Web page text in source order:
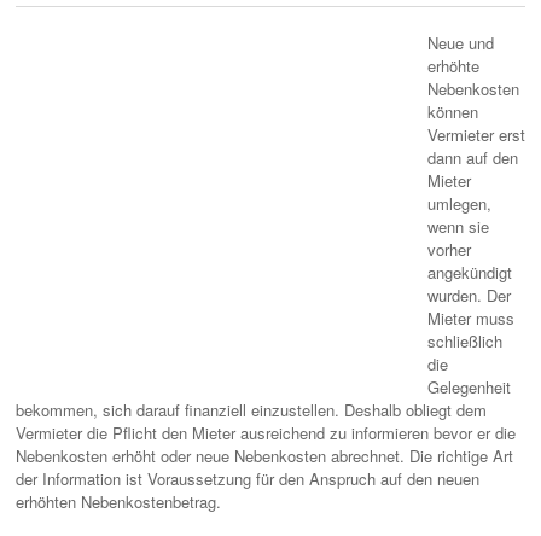
Neue und
erhöhte
Nebenkosten
können
Vermieter erst
dann auf den
Mieter
umlegen,
wenn sie
vorher
angekündigt
wurden. Der
Mieter muss
schließlich
die
Gelegenheit
bekommen, sich darauf finanziell einzustellen. Deshalb obliegt dem
Vermieter die Pflicht den Mieter ausreichend zu informieren bevor er die
Nebenkosten erhöht oder neue Nebenkosten abrechnet. Die richtige Art
der Information ist Voraussetzung für den Anspruch auf den neuen
erhöhten Nebenkostenbetrag.